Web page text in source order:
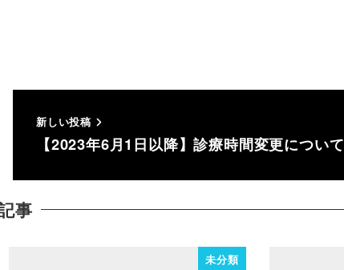
新しい投稿
【2023年6月1日以降】診療時間変更について
事
未分類